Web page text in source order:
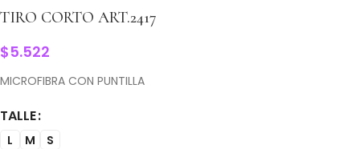
TIRO CORTO ART.2417
$5.522
MICROFIBRA CON PUNTILLA
TALLE
L M S